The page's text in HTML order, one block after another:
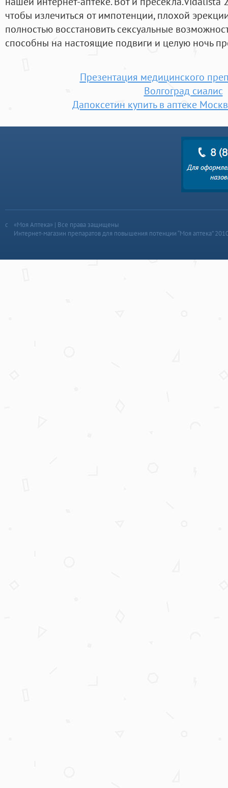
чтобы излечиться от импотенции, плохой
полностью восстановить сексуальные
способны на настоящие подвиги и целую ночь
Презентация медицинского
Волгоград сиалис
Дапоксетин купить в аптеке
«Моя Аптека» | Все права защищены
Интернет-магазин препаратов для повышения потенции “Моя аптека”